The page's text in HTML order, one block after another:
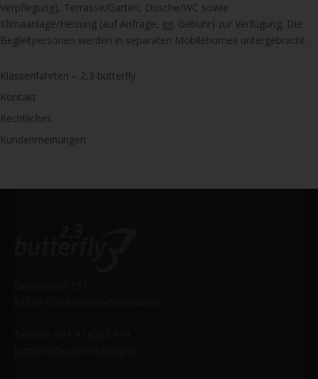
Verpflegung), Terrasse/Garten, Dusche/WC sowie
Klimaanlage/Heizung (auf Anfrage, gg. Gebühr) zur Verfügung. Die
Begleitpersonen werden in separaten Mobilehomes untergebracht.
Klassenfahrten – 2,3 butterfly
Kontakt
Rechtliches
Kundenmeinungen